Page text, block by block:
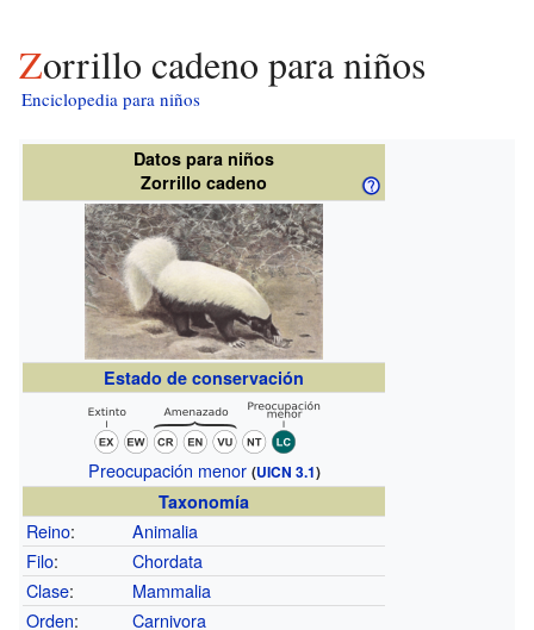
Zorrillo cadeno para niños
Enciclopedia para niños
Datos para niños
Zorrillo cadeno
Estado de conservación
Preocupación menor (UICN 3.1)
Taxonomía
Reino:
Animalia
Filo:
Chordata
Clase:
Mammalia
Orden:
Carnivora